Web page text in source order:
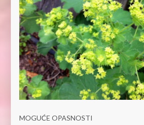
MOGUĆE OPASNOSTI